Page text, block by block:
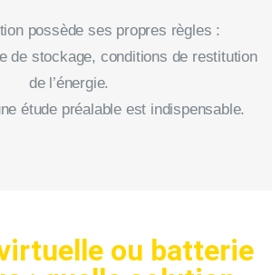
possède ses propres règles :
de stockage, conditions de restitution
de l’énergie.
étude préalable est indispensable.
ou batterie